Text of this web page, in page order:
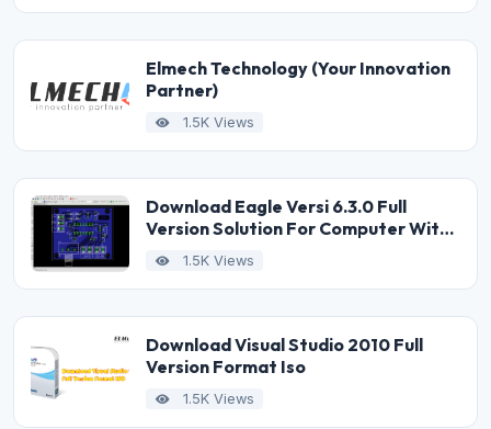
Elmech Technology (Your Innovation
Partner)
1.5K Views
Download Eagle Versi 6.3.0 Full
Version Solution For Computer With
Low Specification
1.5K Views
Download Visual Studio 2010 Full
Version Format Iso
1.5K Views